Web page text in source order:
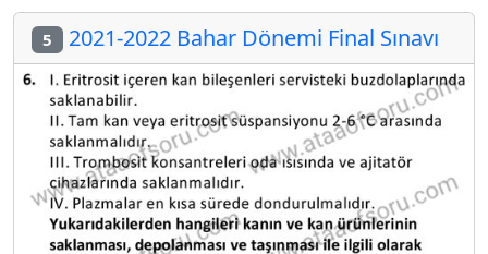
5 2021-2022 Bahar Dönemi Final Sınavı